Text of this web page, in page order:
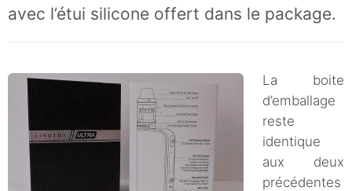
avec l’étui silicone offert dans le package.
La boite
d’emballage
reste
identique
aux deux
précédentes